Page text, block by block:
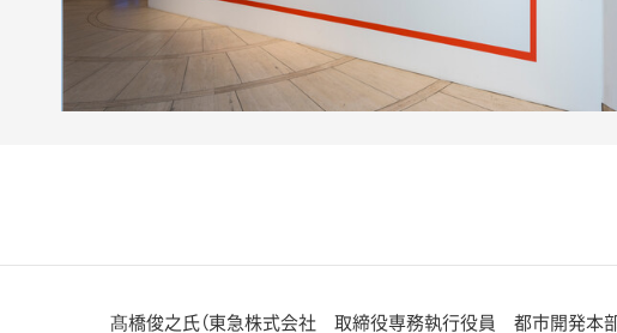
髙橋俊之氏（東急株式会社 取締役専務執行役員 都市開発本部